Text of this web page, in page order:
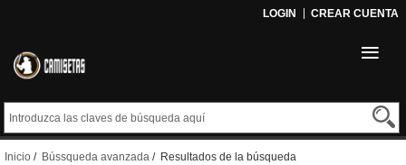
LOGIN CREAR CUENTA
Inicio / Bússqueda avanzada / Resultados de la búsqueda